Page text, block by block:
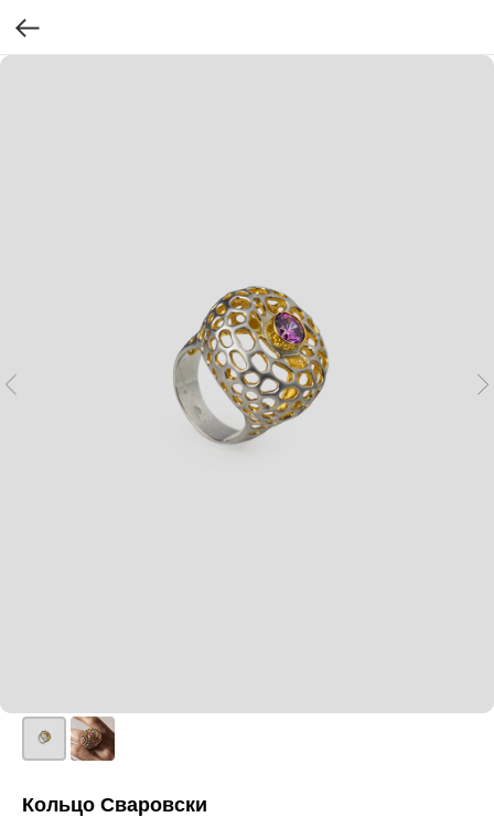
Кольцо Сваровски